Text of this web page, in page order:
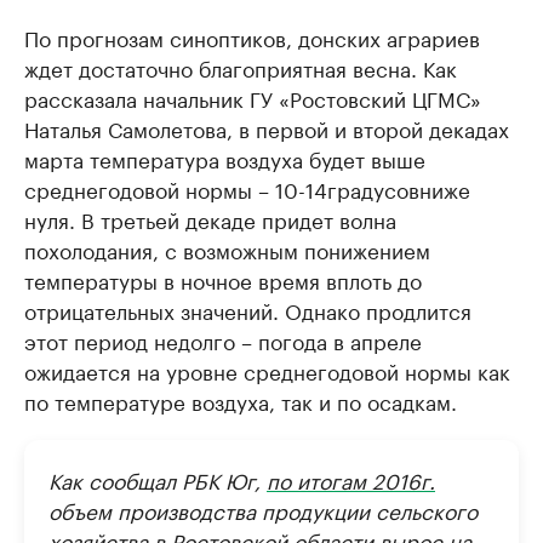
По прогнозам синоптиков, донских аграриев
ждет достаточно благоприятная весна. Как
рассказала начальник ГУ «Ростовский ЦГМС»
Наталья Самолетова, в первой и второй декадах
марта температура воздуха будет выше
среднегодовой нормы – 10-14градусовниже
нуля. В третьей декаде придет волна
похолодания, с возможным понижением
температуры в ночное время вплоть до
отрицательных значений. Однако продлится
этот период недолго – погода в апреле
ожидается на уровне среднегодовой нормы как
по температуре воздуха, так и по осадкам.
Как сообщал РБК Юг, по итогам 2016г.
объем производства продукции сельского